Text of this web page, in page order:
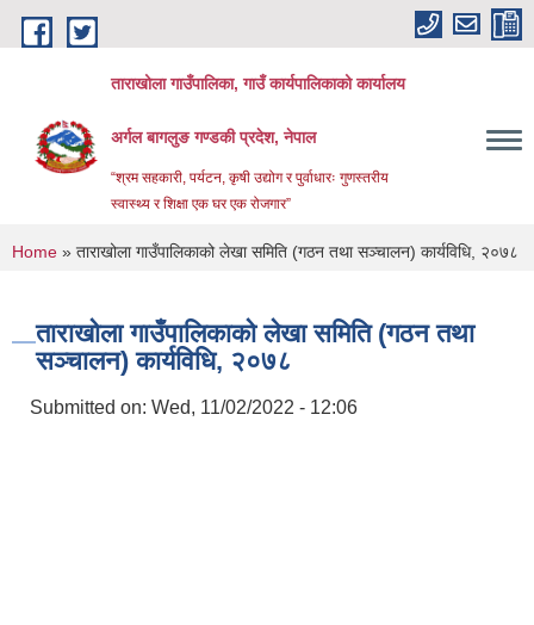
Skip to main content
ताराखोला गाउँपालिका, गाउँ कार्यपालिकाको कार्यालय
अर्गल बागलुङ गण्डकी प्रदेश, नेपाल
“श्रम सहकारी, पर्यटन, कृषी उद्योग र पुर्वाधारः गुणस्तरीय
स्वास्थ्य र शिक्षा एक घर एक रोजगार”
You are here
Home » ताराखोला गाउँपालिकाको लेखा समिति (गठन तथा सञ्चालन) कार्यविधि, २०७८
ताराखोला गाउँपालिकाको लेखा समिति (गठन तथा
सञ्चालन) कार्यविधि, २०७८
Submitted on: Wed, 11/02/2022 - 12:06